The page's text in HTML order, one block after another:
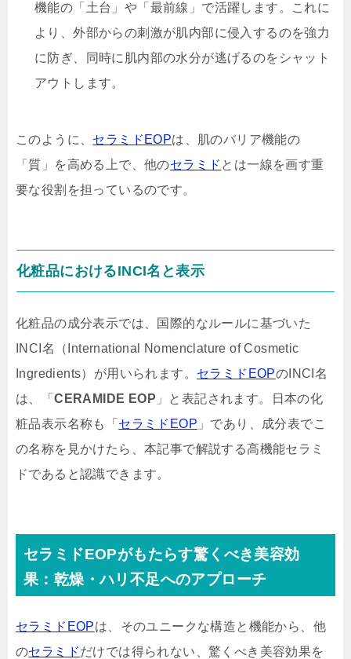
機能の「土台」や「最前線」で活躍します。これに
より、外部からの刺激が肌内部に侵入するのを強力
に防ぎ、同時に肌内部の水分が逃げるのをシャット
アウトします。
このように、 セラミドEOPは、肌のバリア機能の
「質」を高める上で、他のセラミド とは一線を画す重
要な役割を担っているのです。
化粧品におけるINCI名と表示
化粧品の成分表示では、国際的なルールに基づいた
INCI名（International Nomenclature of Cosmetic
Ingredients）が用いられます。 セラミドEOPのINCI名
は、「CERAMIDE EOP 」と表記されます。日本の化
粧品表示名称も「 セラミドEOP 」であり、成分表でこ
の名称を見かけたら、本記事で解説する高機能セラミ
ドであると認識できます。
セラミドEOPがもたらす驚くべき美容効
果：乾燥・ハリ不足へのアプローチ
セラミドEOPは、そのユニークな構造と機能から、他
のセラミドだけでは得られない、驚くべき美容効果を